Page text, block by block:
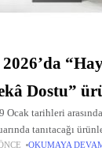
Dostu”
Ocak tarihleri
tanıtacağı
AY ÖNCE OKUMAYA